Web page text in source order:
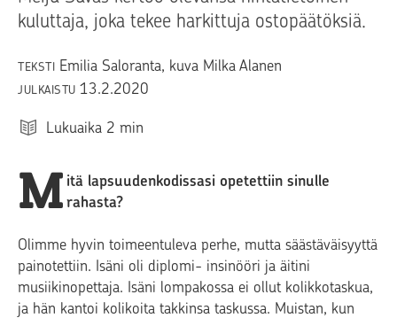
kuluttaja, joka tekee harkittuja ostopäätöksiä.
TEKSTI Emilia Saloranta, kuva Milka Alanen
JULKAISTU 13.2.2020
Lukuaika 2 min
M itä lapsuudenkodissasi opetettiin sinulle
rahasta?
Olimme hyvin toimeentuleva perhe, mutta säästäväisyyttä
painotettiin. Isäni oli diplomi- insinööri ja äitini
musiikinopettaja. Isäni lompakossa ei ollut kolikkotaskua,
ja hän kantoi kolikoita takkinsa taskussa. Muistan, kun